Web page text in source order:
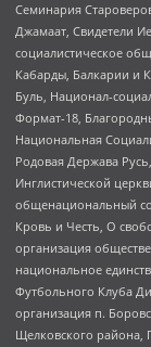
Семинария
Джамаат, Свидетели
социалистическое
Кабарды, Балкарии и
Буль, Национал-
Формат-18,
Национальная
Родовая Держава
Инглистической
общенациональный
Кровь и Честь, О
организация
национальное
Футбольного Клуба
организация п.
Щелковского района,